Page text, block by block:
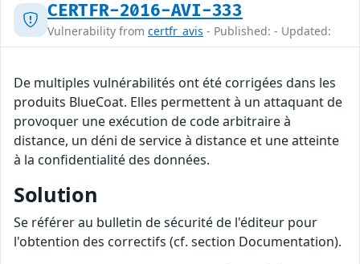
CERTFR-2016-AVI-333
Vulnerability from certfr_avis - Published: - Updated:
De multiples vulnérabilités ont été corrigées dans les
produits BlueCoat. Elles permettent à un attaquant de
provoquer une exécution de code arbitraire à
distance, un déni de service à distance et une atteinte
à la confidentialité des données.
Solution
Se référer au bulletin de sécurité de l'éditeur pour
l'obtention des correctifs (cf. section Documentation).